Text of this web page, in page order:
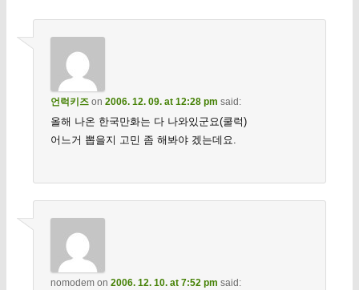
언럭키즈on 2006. 12. 09. at 12:28 pm said:
올해 나온 한국만화는 다 나와있군요(쿨럭)
어느거 뽑을지 고민 좀 해봐야 겠는데요.
nomodemon 2006. 12. 10. at 7:52 pm said: